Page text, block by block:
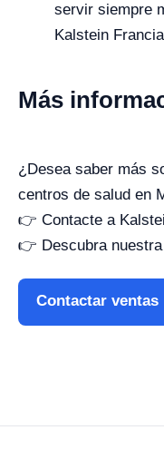
servir siempre
Kalstein Francia
Más
¿Desea saber más
centros de salud en
👉 Contacte a
👉 Descubra
Contactar ventas